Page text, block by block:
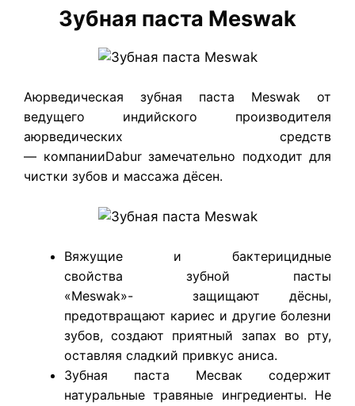
Зубная паста Meswak
Аюрведическая зубная паста Meswak от
ведущего индийского производителя
аюрведических средств
— компанииDabur замечательно подходит для
чистки зубов и массажа дёсен.
Вяжущие и бактерицидные
свойства зубной пасты
«Meswak»- защищают дёсны,
предотвращают кариес и другие болезни
зубов, создают приятный запах во рту,
оставляя сладкий привкус аниса.
Зубная паста Месвак содержит
натуральные травяные ингредиенты. Не